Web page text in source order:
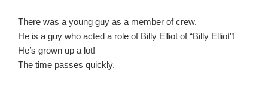
There was a young guy as a member of crew.
He is a guy who acted a role of Billy Elliot of “Billy Elliot”!
He’s grown up a lot!
The time passes quickly.